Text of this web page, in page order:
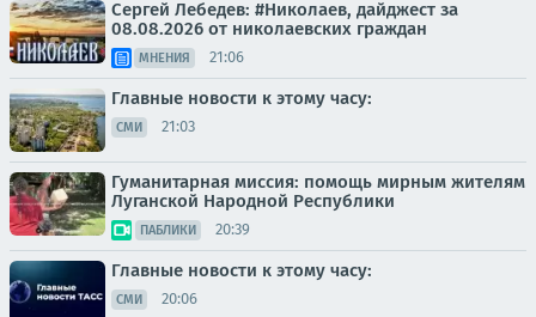
Сергей Лебедев: #Николаев, дайджест за
08.08.2026 от николаевских граждан
МНЕНИЯ 21:06
Главные новости к этому часу:
СМИ 21:03
Гуманитарная миссия: помощь мирным жителям
Луганской Народной Республики
ПАБЛИКИ 20:39
Главные новости к этому часу:
СМИ 20:06